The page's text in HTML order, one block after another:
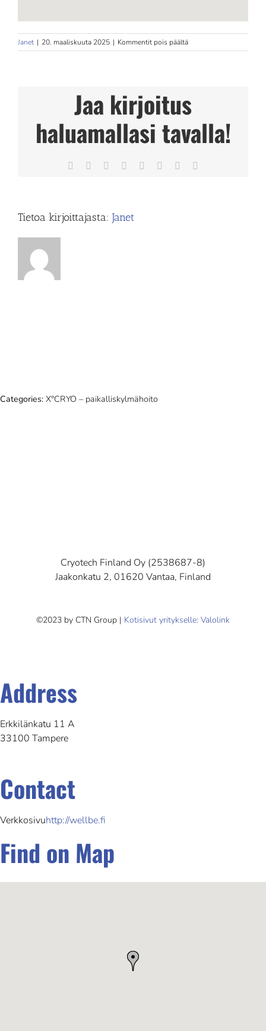
Janet | 20. maaliskuuta 2025 | Kommentit pois päältäartikkelissa
Wellbe.Werstas
Jaa kirjoitus
haluamallasi tavalla!
Facebook Reddit LinkedIn
TumblrPinterest
Tietoa kirjoittajasta: Janet
Categories: X°CRYO – paikalliskylmähoito
Cryotech Finland Oy (2538687-8)
Jaakonkatu 2, 01620 Vantaa, Finland
©2023 by CTN Group | Kotisivut yritykselle: Valolink
Address
Erkkilänkatu 11 A
33100 Tampere
Contact
Verkkosivuhttp://wellbe.fi
Find on Map